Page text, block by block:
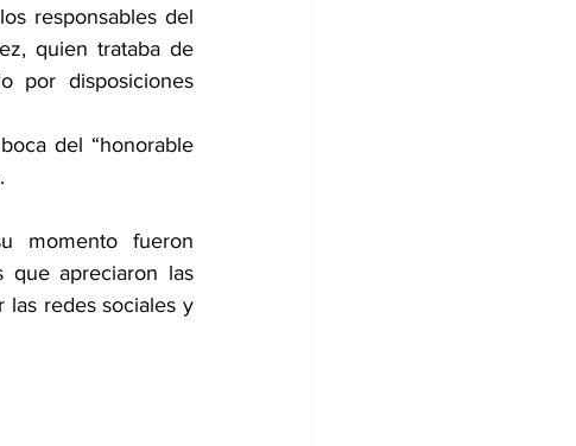
responsables del
quien trataba de
por disposiciones
del “honorable
momento fueron
que apreciaron las
las redes sociales y